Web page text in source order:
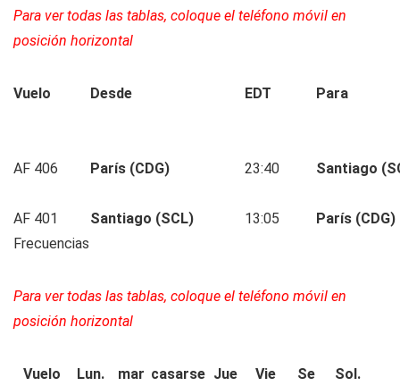
Para ver todas las tablas, coloque el teléfono móvil en
posición horizontal
Vuelo Desde EDT Para
AF 406 París (CDG) 23:40 Santiago
AF 401 Santiago (SCL) 13:05
París (CDG)
Frecuencias
Para ver todas las tablas, coloque el teléfono móvil en
posición horizontal
Vuelo Lun. mar casarse Jue Vie
Se
Sol.